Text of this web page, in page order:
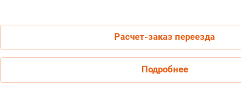
Расчет-заказ переезда
Подробнее